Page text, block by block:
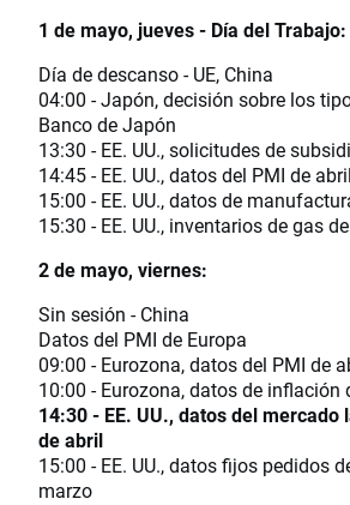
1 de mayo, jueves - Día del Trabajo:
Día de descanso - UE, China
04:00 - Japón, decisión sobre los
Banco de Japón
13:30 - EE. UU., solicitudes de
14:45 - EE. UU., datos del PMI de abril
15:00 - EE. UU., datos de
15:30 - EE. UU., inventarios de gas
2 de mayo, viernes:
Sin sesión - China
Datos del PMI de Europa
09:00 - Eurozona, datos del PMI de
10:00 - Eurozona, datos de inflación
14:30 - EE. UU., datos del mercado
de abril
15:00 - EE. UU., datos fijos pedidos
marzo